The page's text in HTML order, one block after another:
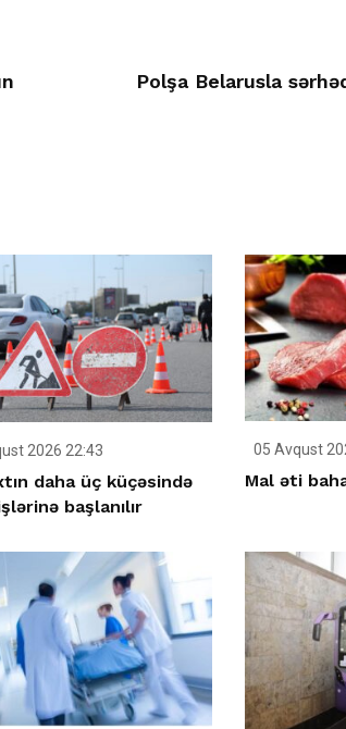
Polşa Belarusla
2026 22:43
daha üç küçəsində
başlanılır
05 Avqust
Mal əti